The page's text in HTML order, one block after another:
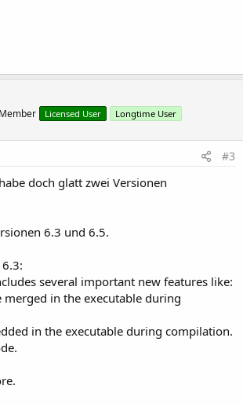
Licensed User Longtime User
#3
doch glatt zwei Versionen
6.3 und 6.5.
several important new features like:
in the executable during
in the executable during compilation.